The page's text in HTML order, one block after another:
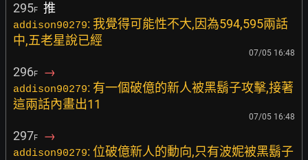
295F 推
addison90279: 我覺得可能性不大,因為594,595兩話
中,五老星說已經
07/05 16:48
296F →
addison90279: 有一個破億的新人被黑鬍子攻擊,接著
這兩話內畫出11
07/05 16:48
297F →
addison90279: 位破億新人的動向,只有波妮被黑鬍子